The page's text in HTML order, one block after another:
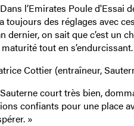
l’Emirates Poule d'Essai
toujours des réglages avec
dernier, on sait que c’est un
maturité tout en
Cottier (entraîneur,
court très bien,
confiants pour une place
»